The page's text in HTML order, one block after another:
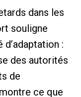
dans les
souligne
:
des autorités
de
ce que